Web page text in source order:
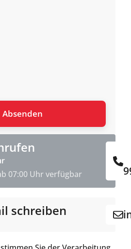
07:00 Uhr verfügbar
schreiben